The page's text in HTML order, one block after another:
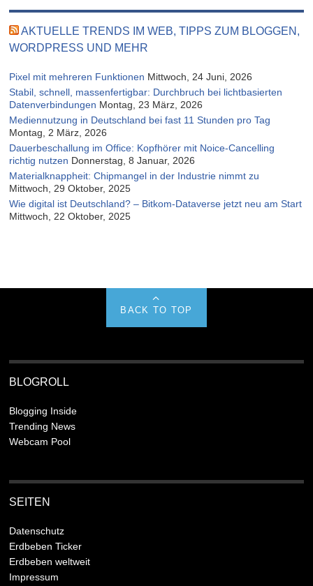
AKTUELLE TRENDS IM WEB, TIPPS ZUM BLOGGEN,
WORDPRESS UND MEHR
Pixel mit mehreren Funktionen Mittwoch, 24 Juni, 2026
Stabil, schnell, massenfertigbar: Durchbruch bei lichtbasierten
Datenverbindungen Montag, 23 März, 2026
Mediennutzung in Deutschland bei fast 11 Stunden pro Tag
Montag, 2 März, 2026
Dauerbeschallung im Office: Kopfhörer mit Noice-Cancelling
richtig nutzen Donnerstag, 8 Januar, 2026
Materialknappheit: Chipmangel in der Industrie nimmt zu
Mittwoch, 29 Oktober, 2025
Wie digital ist Deutschland? – Bitkom-Dataverse jetzt neu am Start
Mittwoch, 22 Oktober, 2025
BACK TO TOP
BLOGROLL
Blogging Inside
Trending News
Webcam Pool
SEITEN
Datenschutz
Erdbeben Ticker
Erdbeben weltweit
Impressum